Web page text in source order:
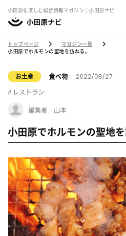
小田原を楽しむ総合情報マガジン｜小田原ナビ
トップページ
マガジン一覧
小田原でホルモンの聖地を訪ねる。
お土産 食べ物 2022/08/27
レストラン
編集者 山本
小田原でホルモンの聖地を